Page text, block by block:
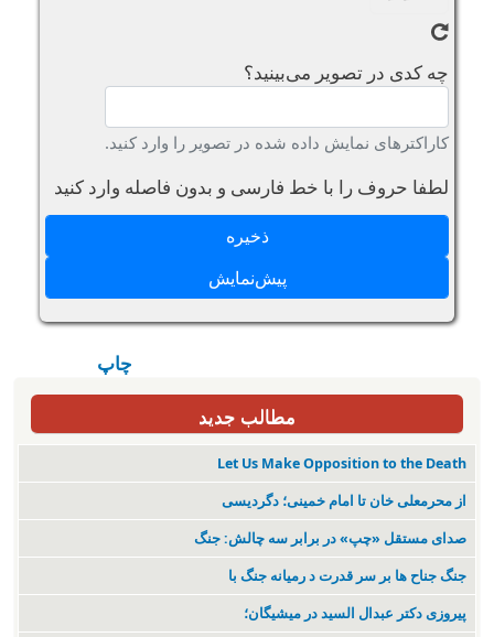
چه کدی در تصویر می‌بینید؟
کاراکترهای نمایش داده شده در تصویر را وارد کنید.
لطفا حروف را با خط فارسی و بدون فاصله وارد کنید
چاپ
مطالب جدید
Let Us Make Opposition to the Death
از محرمعلی خان تا امام خمینی؛ دگردیسی
صدای مستقل «چپ» در برابر سه چالش: جنگ
جنگ جناح ها بر سر قدرت د رمیانە جنگ با
پیروزی دکتر عبدال السید در میشیگان؛